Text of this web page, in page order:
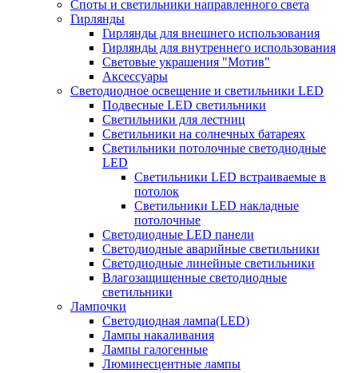
Споты и светильники направленного света
Гирлянды
Гирлянды для внешнего использования
Гирлянды для внутреннего использования
Световые украшения "Мотив"
Аксессуары
Светодиодное освещение и светильники LED
Подвесные LED светильники
Светильники для лестниц
Светильники на солнечных батареях
Светильники потолочные светодиодные
LED
Cветильники LED встраиваемые в
потолок
Светильники LED накладные
потолочные
Светодиодные LED панели
Светодиодные аварийные светильники
Светодиодные линейные светильники
Влагозащищенные светодиодные
светильники
Лампочки
Светодиодная лампа(LED)
Лампы накаливания
Лампы галогенные
Люминесцентные лампы